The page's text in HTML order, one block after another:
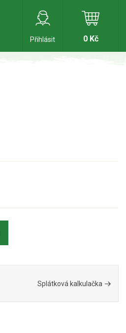
Přihlásit
0 Kč
Splátková kalkulačka